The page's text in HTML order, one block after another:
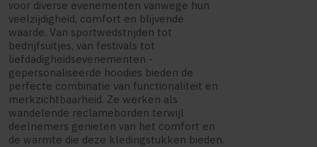
voor diverse evenementen vanwege hun
veelzijdigheid, comfort en blijvende
waarde. Van sportwedstrijden tot
bedrijfsuitjes, van festivals tot
liefdadigheidsevenementen -
gepersonaliseerde hoodies bieden de
perfecte combinatie van functionaliteit en
merkzichtbaarheid. Ze werken als
wandelende reclameborden terwijl
deelnemers genieten van het comfort en
de warmte die deze kledingstukken bieden.